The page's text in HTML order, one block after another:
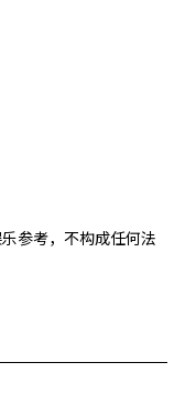
参考，不构成任何法